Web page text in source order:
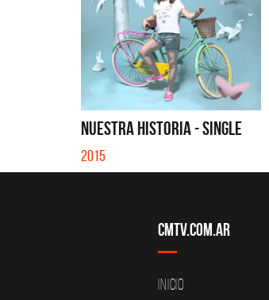
NUESTRA HISTORIA - SINGLE
2015
CMTV.com.ar
Inicio